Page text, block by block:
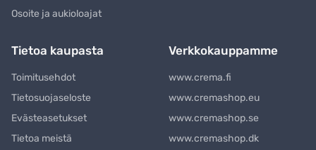
Osoite ja aukioloajat
Tietoa kaupasta
Toimitusehdot
Tietosuojaseloste
Evästeasetukset
Tietoa meistä
Verkkokauppamme
www.crema.fi
www.cremashop.eu
www.cremashop.se
www.cremashop.dk